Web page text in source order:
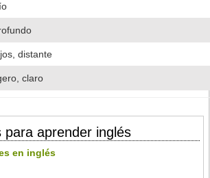
distante
claro
para aprender inglés
en inglés